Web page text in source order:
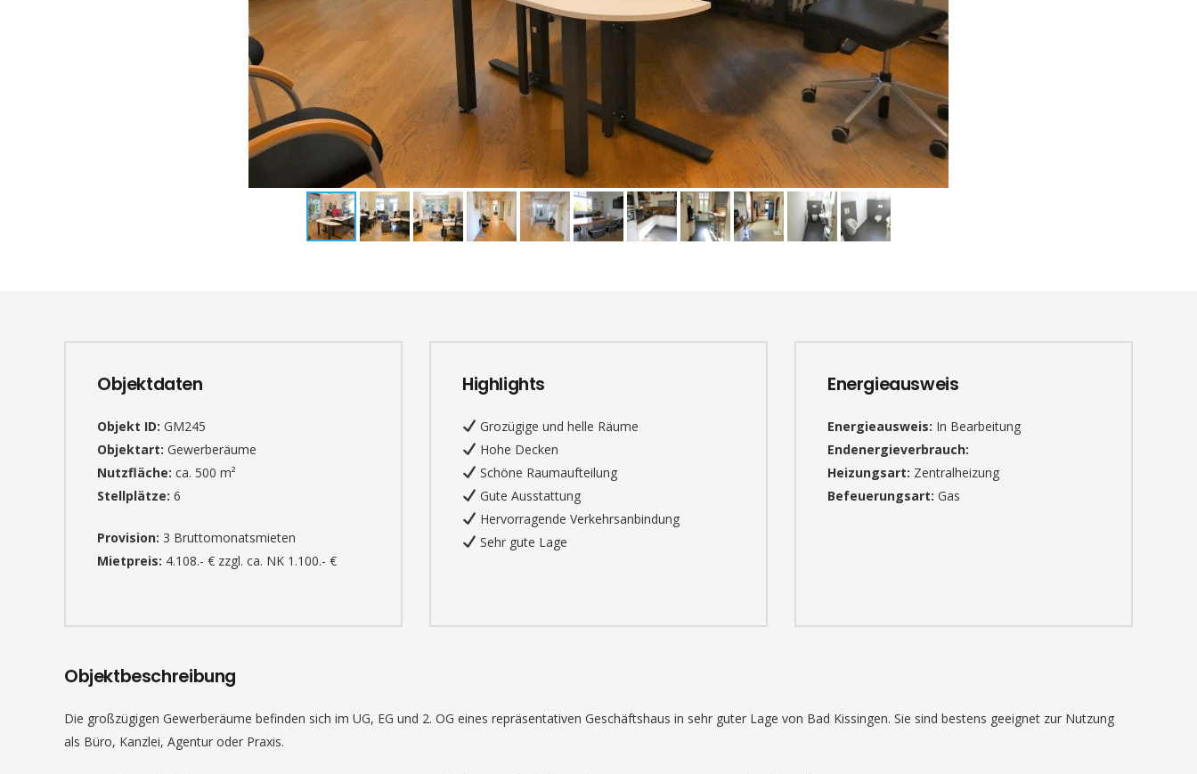
Objektdaten
Objekt ID: GM245
Objektart: Gewerberäume
Nutzfläche: ca. 500 m²
Stellplätze: 6
Provision: 3 Bruttomonatsmieten
Mietpreis: 4.108.- € zzgl. ca. NK 1.100.- €
Highlights
Grozügige und helle Räume
Hohe Decken
Schöne Raumaufteilung
Gute Ausstattung
Hervorragende Verkehrsanbindung
Sehr gute Lage
Energieausweis
Energieausweis: In Bearbeitung
Endenergieverbrauch:
Heizungsart: Zentralheizung
Befeuerungsart: Gas
Objektbeschreibung
Die großzügigen Gewerberäume befinden sich im UG, EG und 2. OG eines repräsentativen Geschäftshaus in sehr guter Lage von Bad Kissingen. Sie sind bestens geeignet zur Nutzung
als Büro, Kanzlei, Agentur oder Praxis.